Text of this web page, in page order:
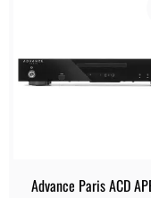
Advance Paris ACD